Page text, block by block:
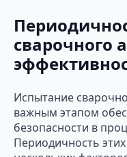
сварочного
Испытание
важным этапом
безопасности в
Периодичность